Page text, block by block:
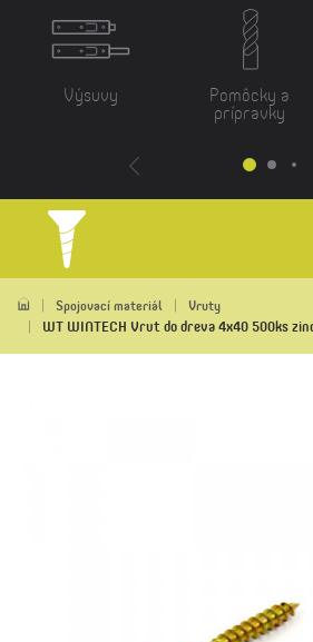
Výsuvy Pomôcky a
prípravky
Spojovací materiál Vruty
WT WINTECH Vrut do dreva 4x40 500ks